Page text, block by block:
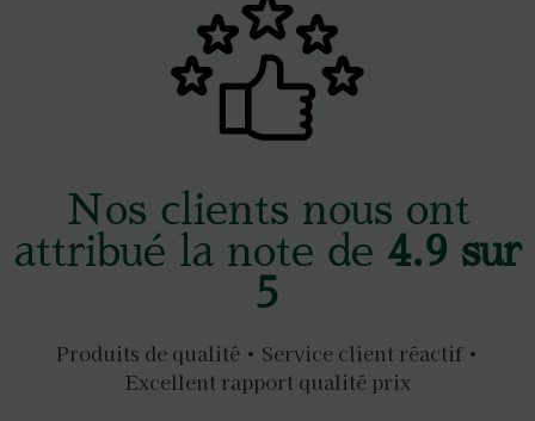
Nos clients nous ont
attribué la note de 4.9 sur
5
Produits de qualité • Service client réactif •
Excellent rapport qualité prix